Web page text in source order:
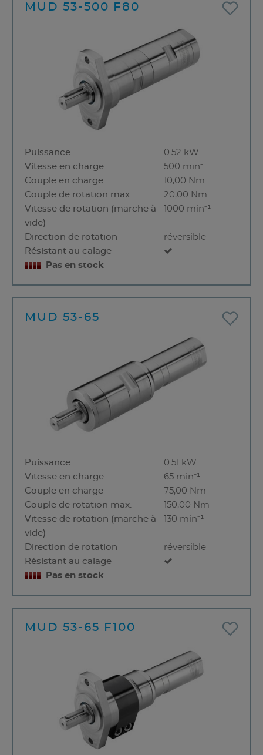
MUD 53-500 F80
Puissance
0.52 kW
Vitesse en charge
500 min⁻¹
Couple en charge
10,00 Nm
Couple de rotation max.
20,00 Nm
Vitesse de rotation (marche à
vide)
1000 min⁻¹
Direction de rotation
réversible
Résistant au calage
Pas en stock
MUD 53-65
Puissance
0.51 kW
Vitesse en charge
65 min⁻¹
Couple en charge
75,00 Nm
Couple de rotation max.
150,00 Nm
Vitesse de rotation (marche à
vide)
130 min⁻¹
Direction de rotation
réversible
Résistant au calage
Pas en stock
MUD 53-65 F100